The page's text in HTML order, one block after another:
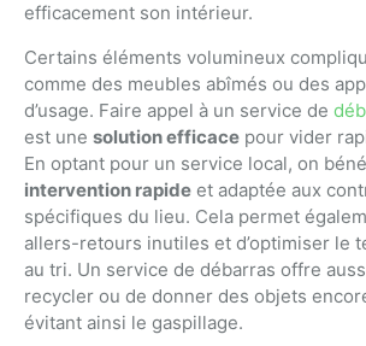
efficacement son intérieur.
Certains éléments volumineux
comme des meubles abîmés ou des
d’usage. Faire appel à un service de
est une solution efficace pour vider
En optant pour un service local, on
intervention rapide et adaptée aux
spécifiques du lieu. Cela permet
allers-retours inutiles et d’optimiser le
au tri. Un service de débarras offre
recycler ou de donner des objets
évitant ainsi le gaspillage.